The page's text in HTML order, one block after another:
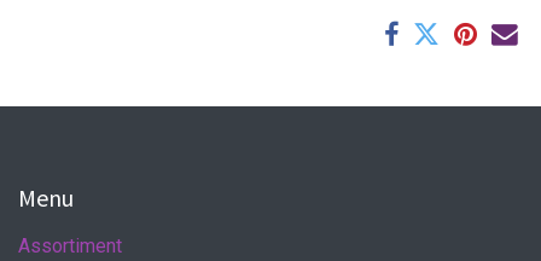
Menu
Assortiment